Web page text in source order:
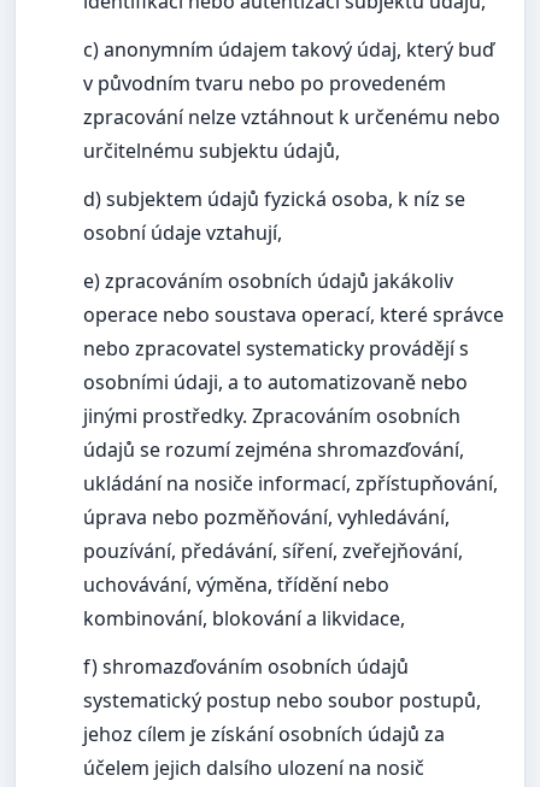
c) anonymním údajem takový údaj, který buď
v původním tvaru nebo po provedeném
zpracování nelze vztáhnout k určenému nebo
určitelnému subjektu údajů,
d) subjektem údajů fyzická osoba, k níz se
osobní údaje vztahují,
e) zpracováním osobních údajů jakákoliv
operace nebo soustava operací, které správce
nebo zpracovatel systematicky provádějí s
osobními údaji, a to automatizovaně nebo
jinými prostředky. Zpracováním osobních
údajů se rozumí zejména shromazďování,
ukládání na nosiče informací, zpřístupňování,
úprava nebo pozměňování, vyhledávání,
pouzívání, předávání, síření, zveřejňování,
uchovávání, výměna, třídění nebo
kombinování, blokování a likvidace,
f) shromazďováním osobních údajů
systematický postup nebo soubor postupů,
jehoz cílem je získání osobních údajů za
účelem jejich dalsího ulození na nosič